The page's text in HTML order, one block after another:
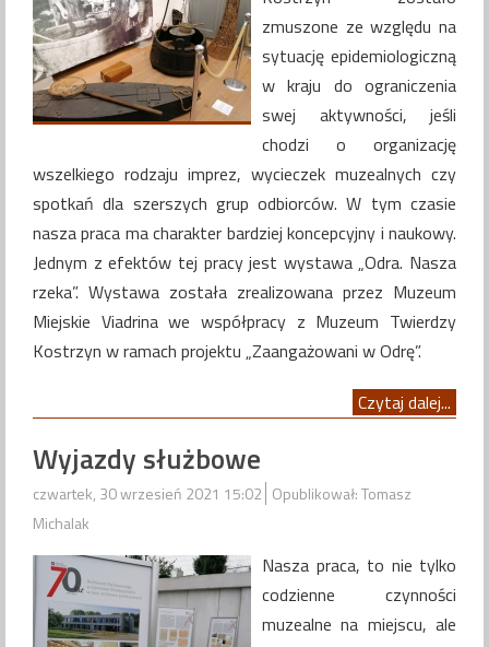
zmuszone ze względu na
sytuację epidemiologiczną
w kraju do ograniczenia
swej aktywności, jeśli
chodzi o organizację
wszelkiego rodzaju imprez, wycieczek muzealnych czy
spotkań dla szerszych grup odbiorców. W tym czasie
nasza praca ma charakter bardziej koncepcyjny i naukowy.
Jednym z efektów tej pracy jest wystawa „Odra. Nasza
rzeka”. Wystawa została zrealizowana przez Muzeum
Miejskie Viadrina we współpracy z Muzeum Twierdzy
Kostrzyn w ramach projektu „Zaangażowani w Odrę”.
Czytaj dalej...
Wyjazdy służbowe
czwartek, 30 wrzesień 2021 15:02 Opublikował: Tomasz
Michalak
Nasza praca, to nie tylko
codzienne czynności
muzealne na miejscu, ale